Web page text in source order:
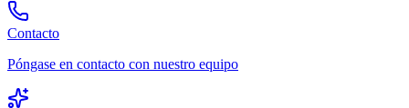
Contacto
Póngase en contacto con nuestro equipo